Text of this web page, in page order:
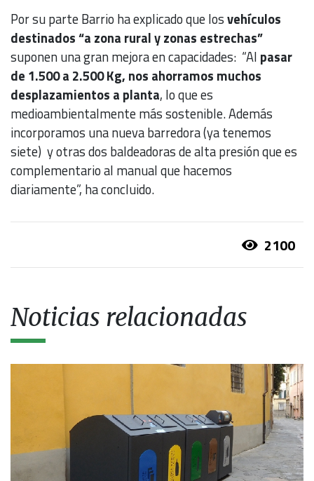
Por su parte Barrio ha explicado que losvehículos
destinados “a zona rural y zonas estrechas”
suponen una gran mejora en capacidades: “Al pasar
de 1.500 a 2.500 Kg, nos ahorramos muchos
desplazamientos a planta, lo que es
medioambientalmente más sostenible. Además
incorporamos una nueva barredora (ya tenemos
siete) y otras dos baldeadoras de alta presión que es
complementario al manual que hacemos
diariamente”, ha concluido.
2100
Noticias relacionadas